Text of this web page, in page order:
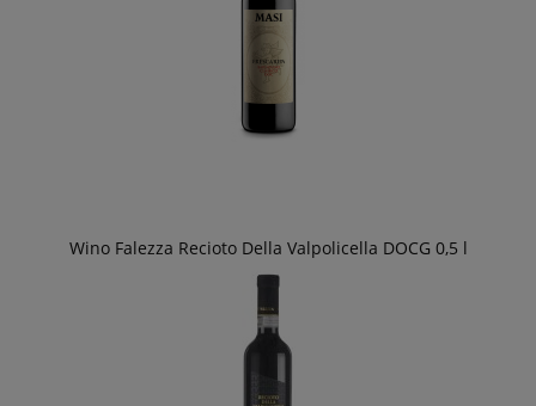
Wino Falezza Recioto Della Valpolicella DOCG 0,5 l